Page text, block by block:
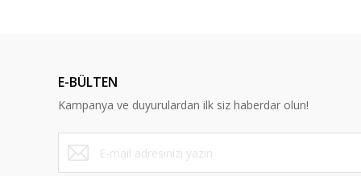
Ürün bilgilerinde hatalar bulunuyor.
Ürün fiyatı diğer sitelerden daha pahalı.
Bu ürüne benzer farklı alternatifler olmalı.
E-BÜLTEN
Kampanya ve duyurulardan ilk siz haberdar olun!